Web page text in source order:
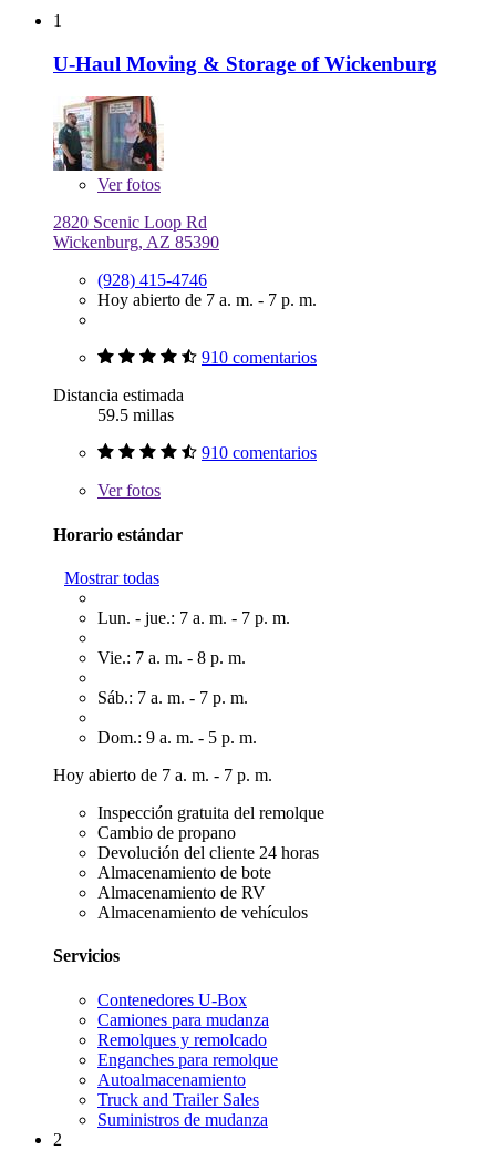
1
U-Haul Moving & Storage of Wickenburg
Verfotos
2820 Scenic Loop Rd
Wickenburg, AZ 85390
(928) 415-4746
Hoy abierto de 7 a. m. - 7 p. m.
910 comentarios
Distancia estimada
59.5 millas
910 comentarios
Verfotos
Horario estándar
Mostrar todas
Lun. - jue.: 7 a. m. - 7 p. m.
Vie.: 7 a. m. - 8 p. m.
Sáb.: 7 a. m. - 7 p. m.
Dom.: 9 a. m. - 5 p. m.
Hoy abierto de 7 a. m. - 7 p. m.
Inspección gratuita del remolque
Cambio de propano
Devolución del cliente 24 horas
Almacenamiento de bote
Almacenamiento de RV
Almacenamiento de vehículos
Servicios
Contenedores U-Box
Camiones para mudanza
Remolques y remolcado
Enganches para remolque
Autoalmacenamiento
Truck and Trailer Sales
Suministros de mudanza
2